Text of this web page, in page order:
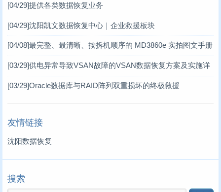
笔记本数据恢复案例(3)
[04/29]提供各类数据恢复业务
[04/29]沈阳凯文数据恢复中心｜企业救援板块
[04/08]最完整、最清晰、按拆机顺序的 MD3860e 实拍图文手册
MD3860e / MD3060e
[03/29]供电异常导致VSAN故障的VSAN数据恢复方案及实施详
情 一、VSAN分布式存储架构简介
[03/29]Oracle数据库与RAID阵列双重损坏的终极救援
友情链接
沈阳数据恢复
搜索